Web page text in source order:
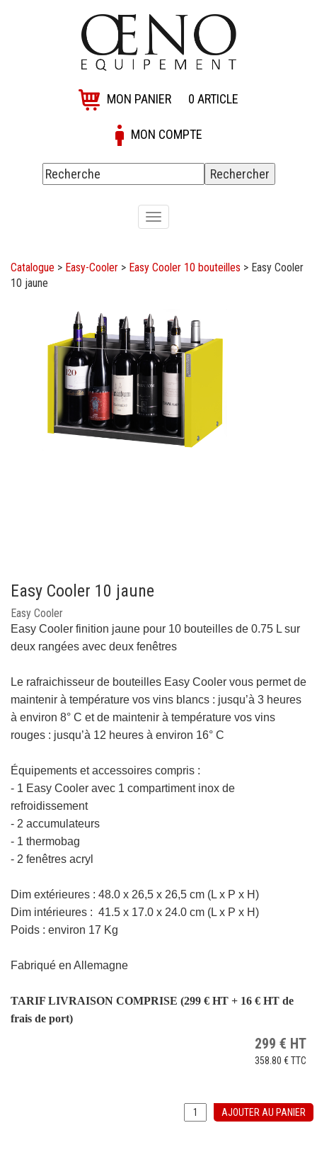
MON PANIER 0 ARTICLE
MON COMPTE
Toggle
navigation
Catalogue > Easy-Cooler > Easy Cooler 10 bouteilles > Easy Cooler
10 jaune
Easy Cooler 10 jaune
Easy Cooler
Easy Cooler finition jaune pour 10 bouteilles de 0.75 L sur
deux rangées avec deux fenêtres
Le rafraichisseur de bouteilles Easy Cooler vous permet de
maintenir à température vos vins blancs : jusqu’à 3 heures
à environ 8° C et de maintenir à température vos vins
rouges : jusqu’à 12 heures à environ 16° C
Équipements et accessoires compris :
- 1 Easy Cooler avec 1 compartiment inox de
refroidissement
- 2 accumulateurs
- 1 thermobag
- 2 fenêtres acryl
Dim extérieures : 48.0 x 26,5 x 26,5 cm (L x P x H)
Dim intérieures : 41.5 x 17.0 x 24.0 cm (L x P x H)
Poids : environ 17 Kg
Fabriqué en Allemagne
TARIF LIVRAISON COMPRISE (299 € HT + 16 € HT de
frais de port)
299 € HT
358.80 €TTC
AJOUTER AU PANIER